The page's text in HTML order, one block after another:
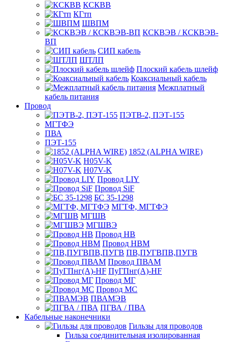
КСКВВ
КГтп
ШВПМ
КСКВЭВ / КСКВЭВ-
ВП
СИП кабель
ШТЛП
Плоский кабель шлейф
Коаксиальный кабель
Межплатный
кабель питания
Провод
ПЭТВ-2, ПЭТ-155
МГТФЭ
ПВА
ПЭТ-155
1852 (ALPHA WIRE)
H05V-K
H07V-K
Провод LIY
Провод SiF
БС 35-1298
МГТФ, МГТФЭ
МГШВ
МГШВЭ
Провод НВ
Провод НВМ
ПВ,ПУГВПВ,ПУГВ
Провод ПВАМ
ПуГПнг(A)-HF
Провод МГ
Провод МС
ПВАМЭВ
ПГВА / ПВА
Кабельные наконечники
Гильзы для проводов
Гильза соединительная изолированная